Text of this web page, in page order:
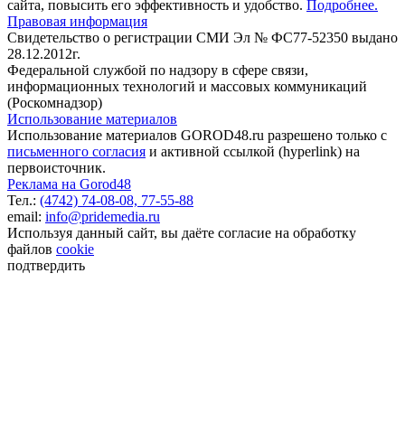
сайта, повысить его эффективность и удобство. Подробнее.
Правовая информация
Свидетельство о регистрации СМИ Эл № ФС77-52350 выдано
28.12.2012г.
Федеральной службой по надзору в сфере связи,
информационных технологий и массовых коммуникаций
(Роскомнадзор)
Использование материалов
Использование материалов GOROD48.ru разрешено только с
письменного согласия и активной ссылкой (hyperlink) на
первоисточник.
Реклама на Gorod48
Тел.: (4742) 74-08-08, 77-55-88
email: info@pridemedia.ru
Используя данный сайт, вы даёте согласие на обработку
файлов cookie
подтвердить